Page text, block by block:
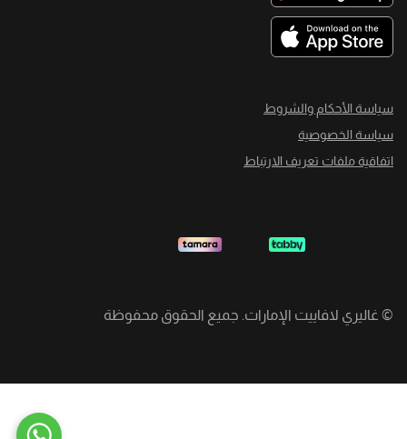
سياسة الأحكام والشروط
سياسة الخصوصية
اتفاقية ملفات تعريف الارتباط
© غاليري لافاييت الإمارات. جميع الحقوق محفوظة